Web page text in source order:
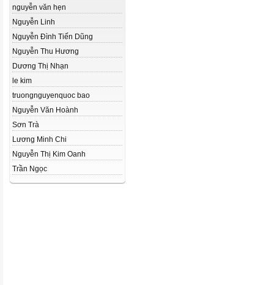
nguyễn văn hẹn
Nguyễn Linh
Nguyễn Đình Tiến Dũng
Nguyễn Thu Hương
Dương Thị Nhạn
le kim
truongnguyenquoc bao
Nguyễn Văn Hoành
Sơn Trà
Lương Minh Chi
Nguyễn Thị Kim Oanh
Trần Ngọc